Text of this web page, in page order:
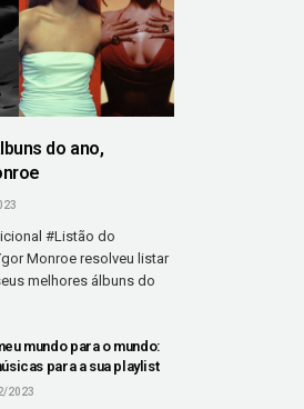
do ano,
#Listão do
Monroe resolveu listar
melhores álbuns do
mundo para o mundo:
para a sua playlist
2023